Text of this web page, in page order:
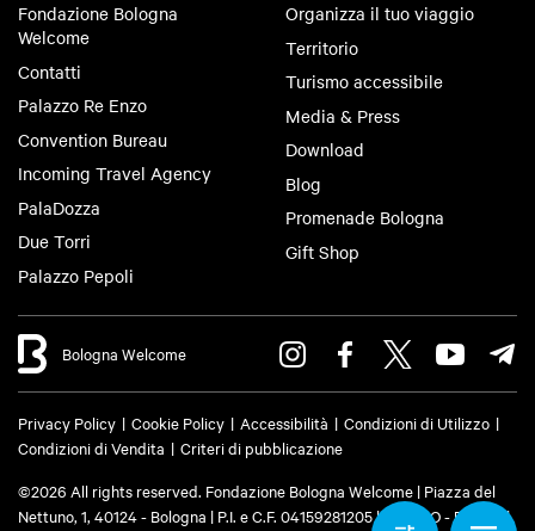
Fondazione Bologna
Welcome
Contatti
Palazzo Re Enzo
Convention Bureau
Incoming Travel Agency
PalaDozza
Due Torri
Palazzo Pepoli
Organizza il tuo viaggio
Territorio
Turismo accessibile
Media & Press
Download
Blog
Promenade Bologna
Gift Shop
Bologna Welcome
Privacy Policy Cookie Policy Accessibilità
Condizioni di Utilizzo
Condizioni di Vendita
Criteri di pubblicazione
©2026 All rights reserved. Fondazione Bologna Welcome | Piazza del
Nettuno, 1, 40124 - Bologna | P.I. e C.F. 04159281205 | REA: BO - 573761 |